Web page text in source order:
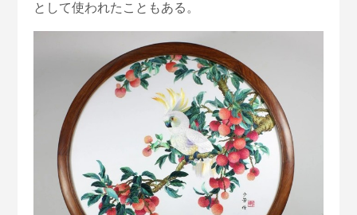
として使われたこともある。